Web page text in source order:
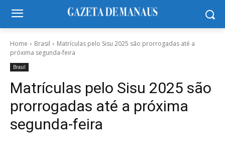
Home Brasil
Matrículas pelo Sisu 2025 são prorrogadas até a
próxima segunda-feira
Brasil
Matrículas pelo Sisu 2025 são
prorrogadas até a próxima
segunda-feira